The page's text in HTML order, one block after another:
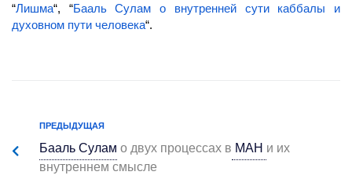
“Лишма“, “Бааль Сулам о внутренней сути каббалы и
духовном пути человека“.
ПРЕДЫДУЩАЯ
Бааль Суламо двух процессах в МАН и их
внутреннем смысле